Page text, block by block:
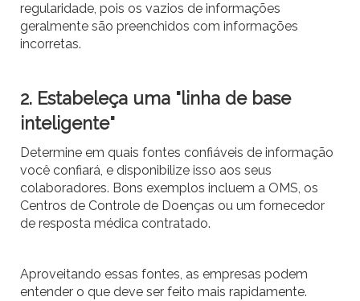
regularidade, pois os vazios de informações
geralmente são preenchidos com informações
incorretas.
2. Estabeleça uma "linha de base
inteligente"
Determine em quais fontes confiáveis ​​de informação
você confiará, e disponibilize isso aos seus
colaboradores. Bons exemplos incluem a OMS, os
Centros de Controle de Doenças ou um fornecedor
de resposta médica contratado.
Aproveitando essas fontes, as empresas podem
entender o que deve ser feito mais rapidamente.